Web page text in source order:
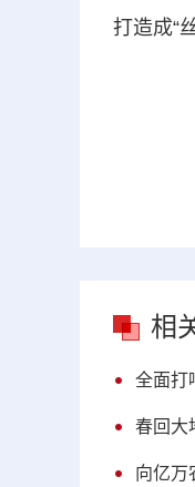
打造成“
相
全面打
春回大
向亿万